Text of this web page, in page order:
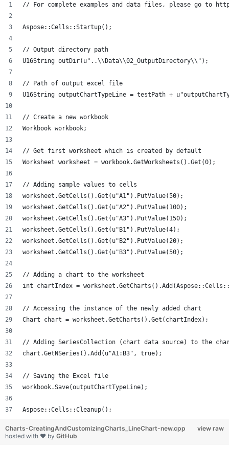
// For complete examples and data files, please go to
Aspose::Cells::Startup();
// Output directory path
U16String outDir(u"..\\Data\\02_OutputDirectory\\");
// Path of output excel file
U16String outputChartTypeLine = testPath +
// Create a new workbook
Workbook workbook;
// Get first worksheet which is created by default
Worksheet worksheet = workbook.GetWorksheets().Get(0);
// Adding sample values to cells
worksheet.GetCells().Get(u"A1").PutValue(50);
worksheet.GetCells().Get(u"A2").PutValue(100);
worksheet.GetCells().Get(u"A3").PutValue(150);
worksheet.GetCells().Get(u"B1").PutValue(4);
worksheet.GetCells().Get(u"B2").PutValue(20);
worksheet.GetCells().Get(u"B3").PutValue(50);
// Adding a chart to the worksheet
int chartIndex =
// Accessing the instance of the newly added chart
Chart chart = worksheet.GetCharts().Get(chartIndex);
// Adding SeriesCollection (chart data source) to the
chart.GetNSeries().Add(u"A1:B3", true);
// Saving the Excel file
workbook.Save(outputChartTypeLine);
Aspose::Cells::Cleanup();
view raw
Charts-CreatingAndCustomizingCharts_LineChart-new.cpp
hosted with ❤ by GitHub